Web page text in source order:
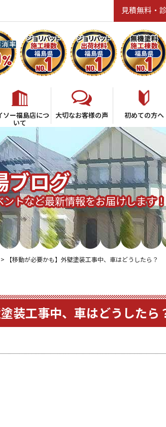
見積無料・
ソー福島店につ
いて
大切なお客様の声 初めての方へ
ブログ
トなど最新情報をお届けします！
> 【移動が必要かも】外壁塗装工事中、車はどうしたら？
装工事中、車はどうしたら